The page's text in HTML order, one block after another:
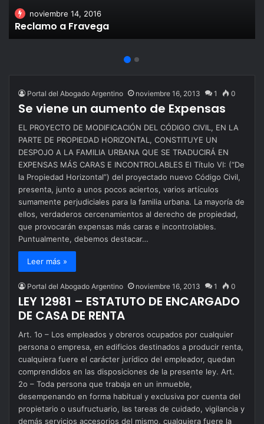
noviembre 14, 2016
Reclamo a Fravega
Portal del Abogado Argentino noviembre 16, 2013 1 0
Se viene un aumento de Expensas
EL PROYECTO DE MODIFICACIÓN DEL CÓDIGO CIVIL, EN LA
PARTE DE PROPIEDAD HORIZONTAL, CONSTITUYE UN
DESPOJO A LA FAMILIA URBANA QUE SE TRADUCIRÁ EN
EXPENSAS MÁS CARAS E INCONTROLABLES El Título VI: (“De
la Propiedad Horizontal”) del proyectado nuevo Código Civil,
presenta, junto a unos pocos aciertos, varios artículos
sumamente perjudiciales para la familia urbana. La mayoría de
ellos, verdaderos cercenamientos al derecho de propiedad,
que provocarán expensas más caras e incontrolables.
Puntualmente, debemos destacar…
Leer más »
Portal del Abogado Argentino noviembre 16, 2013 1 0
LEY 12981 – ESTATUTO DE ENCARGADO
DE CASA DE RENTA
Art. 1o – Los empleados y obreros ocupados por cualquier
persona o empresa, en edificios destinados a producir renta,
cualquiera fuere el carácter jurídico del empleador, quedan
comprendidos en las disposiciones de la presente ley. Art.
2o – Toda persona que trabaja en un inmueble,
desempenando en forma habitual y exclusiva por cuenta del
propietario o usufructuario, las tareas de cuidado, vigilancia y
demás servicios accesorios del mismo, cualquiera fuere la